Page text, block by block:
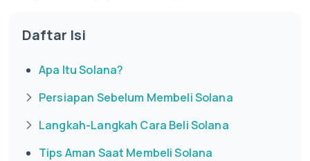
Daftar Isi
Apa Itu Solana?
Persiapan Sebelum Membeli Solana
Langkah-Langkah Cara Beli Solana
Tips Aman Saat Membeli Solana